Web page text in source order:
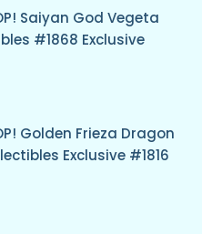
Saiyan God Vegeta
#1868 Exclusive
Golden Frieza Dragon
Exclusive #1816